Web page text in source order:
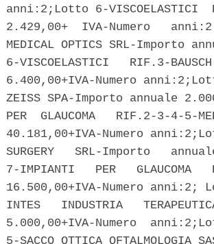
anni:2;Lotto 6-VISCOELASTICI
2.429,00+  IVA-Numero
MEDICAL OPTICS SRL-Importo
6-VISCOELASTICI   RIF.3-
6.400,00+IVA-Numero
ZEISS SPA-Importo annuale
PER  GLAUCOMA   RIF.2-3-4-5-
40.181,00+IVA-Numero
SURGERY   SRL-Importo
7-IMPIANTI   PER
16.500,00+IVA-Numero anni:2;
INTES   INDUSTRIA
5.000,00+IVA-Numero
5-SACCO OTTICA